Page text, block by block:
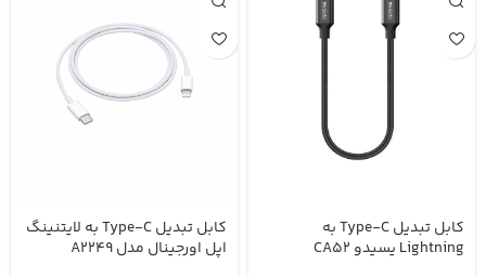
کابل تبدیل Type-C به
Lightning یسیدو CA52
کابل تبدیل Type-C به لایتنینگ
اپل اورجینال مدل A2249